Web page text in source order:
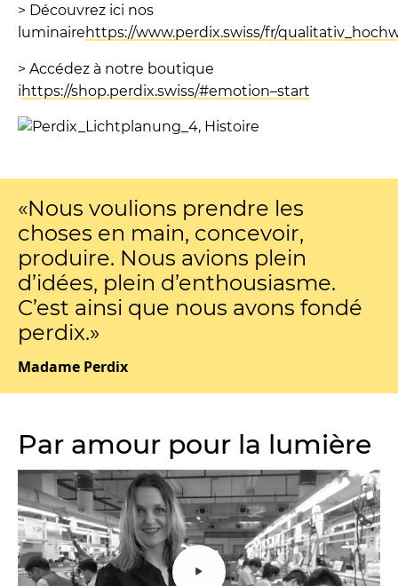
> Découvrez ici nos
luminairehttps://www.perdix.swiss/fr/
> Accédez à notre boutique
ihttps://shop.perdix.swiss/#emotion–start
«Nous voulions prendre les
choses en main, concevoir,
produire. Nous avions plein
d’idées, plein d’enthousiasme.
C’est ainsi que nous avons fondé
perdix.»
Madame Perdix
Par amour pour la lumière